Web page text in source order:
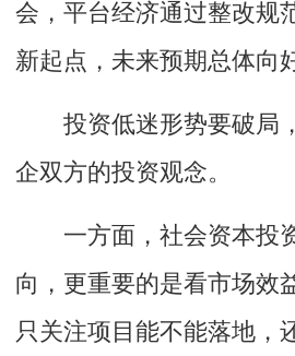
会，平台经济通过整改规
新起点，未来预期总体向
投资低迷形势要破局
企双方的投资观念。
一方面，社会资本投
向，更重要的是看市场效
只关注项目能不能落地，